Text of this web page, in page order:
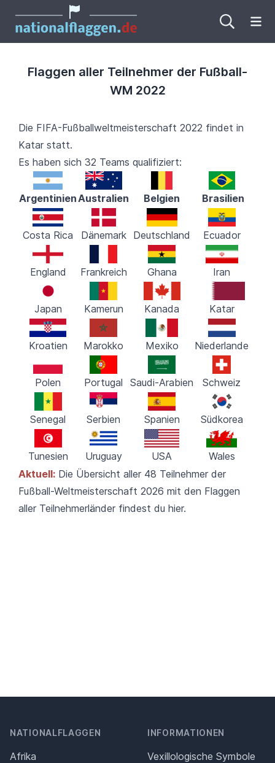
Flaggen aller Teilnehmer der Fußball-
WM 2022
Die FIFA-Fußballweltmeisterschaft 2022 findet in
Katar statt.
Es haben sich 32 Teams qualifiziert:
ArgentinienAustralien Belgien Brasilien
Costa Rica Dänemark Deutschland Ecuador
England Frankreich Ghana Iran
Japan Kamerun Kanada Katar
Kroatien Marokko Mexiko Niederlande
Polen Portugal Saudi-Arabien Schweiz
Senegal Serbien Spanien Südkorea
Tunesien Uruguay USA
Wales
Aktuell: Die Übersicht aller 48 Teilnehmer der
Fußball-Weltmeisterschaft 2026 mit den Flaggen
aller Teilnehmerländer findest du hier.
NATIONALFLAGGEN
Afrika
INFORMATIONEN
Vexillologische Symbole